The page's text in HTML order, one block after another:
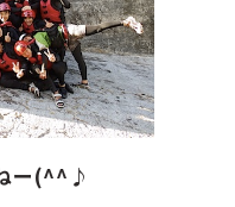
ー(^^♪